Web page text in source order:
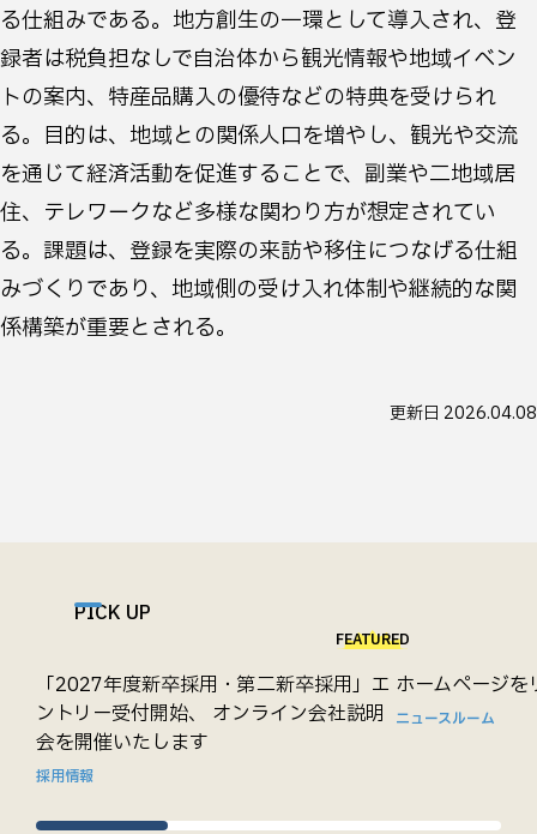
る仕組みである。地方創生の一環として導入され、登
録者は税負担なしで自治体から観光情報や地域イベン
トの案内、特産品購入の優待などの特典を受けられ
る。目的は、地域との関係人口を増やし、観光や交流
を通じて経済活動を促進することで、副業や二地域居
住、テレワークなど多様な関わり方が想定されてい
る。課題は、登録を実際の来訪や移住につなげる仕組
みづくりであり、地域側の受け入れ体制や継続的な関
係構築が重要とされる。
更新日 2026.04.08
PICK UP
FEATURED
「2027年度新卒採用・第二新卒採用」エ
ントリー受付開始、 オンライン会社説明
会を開催いたします
採用情報
ホームページ
ニュースルーム